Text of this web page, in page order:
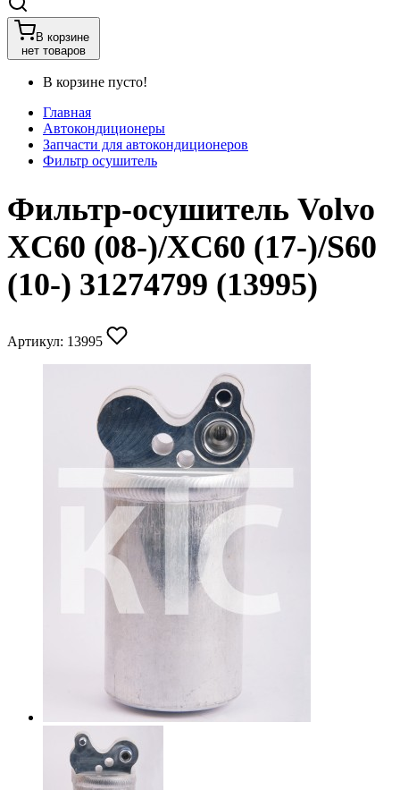
В корзине
нет товаров
В корзине пусто!
Главная
Автокондиционеры
Запчасти для автокондиционеров
Фильтр осушитель
Фильтр-осушитель Volvo
XC60 (08-)/XC60 (17-)/S60
(10-) 31274799 (13995)
Артикул: 13995